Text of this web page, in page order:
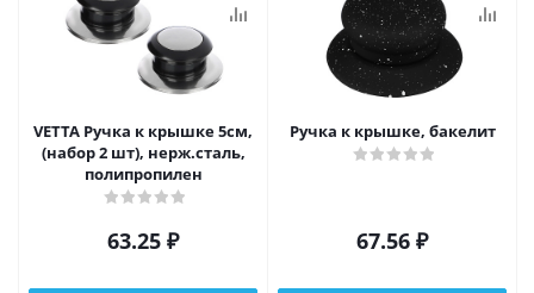
VETTA Ручка к крышке 5см,
(набор 2 шт), нерж.сталь,
полипропилен
63.25 ₽
Ручка к крышке, бакелит
67.56 ₽